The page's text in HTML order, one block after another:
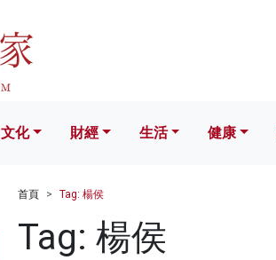
文化 財經 生活 健康
首頁 Tag: 楊侯
Tag: 楊侯